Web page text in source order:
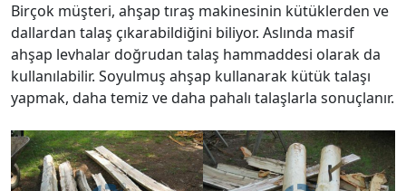
Birçok müşteri, ahşap tıraş makinesinin kütüklerden ve
dallardan talaş çıkarabildiğini biliyor. Aslında masif
ahşap levhalar doğrudan talaş hammaddesi olarak da
kullanılabilir. Soyulmuş ahşap kullanarak kütük talaşı
yapmak, daha temiz ve daha pahalı talaşlarla sonuçlanır.